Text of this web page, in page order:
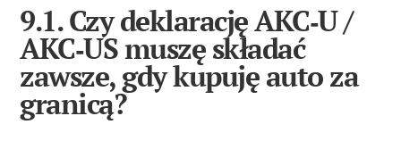
9.1. Czy deklarację AKC‑U /
AKC‑US muszę składać
zawsze, gdy kupuję auto za
granicą?